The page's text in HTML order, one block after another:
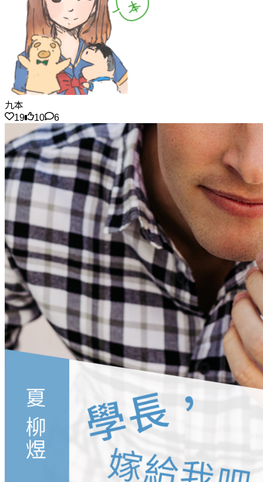
九本
19
10 6